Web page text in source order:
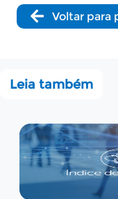
Voltar para
Leia também